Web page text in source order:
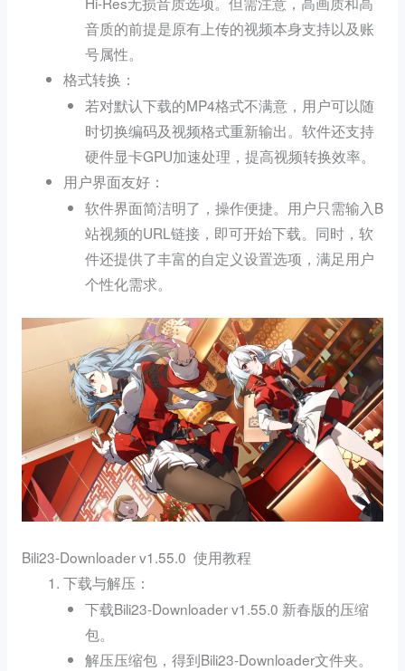
音质的前提是原有上传的视频本身支持以及账
号属性。
格式转换 ：
若对默认下载的MP4格式不满意，用户可以随
时切换编码及视频格式重新输出。软件还支持
硬件显卡GPU加速处理，提高视频转换效率。
用户界面友好 ：
软件界面简洁明了，操作便捷。用户只需输入B
站视频的URL链接，即可开始下载。同时，软
件还提供了丰富的自定义设置选项，满足用户
个性化需求。
Bili23-Downloader v1.55.0 使用教程
下载与解压 ：
下载Bili23-Downloader v1.55.0 新春版的压缩
包。
解压压缩包，得到Bili23-Downloader文件夹。